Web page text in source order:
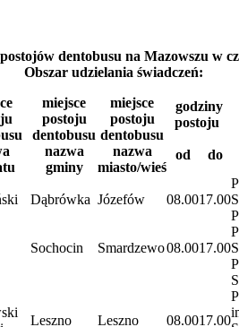
dentobusu na Mazowszu w
Obszar udzielania świadczeń:
miejsce
postoju
dentobusu
nazwa
gminy
miejsce
postoju
dentobusu
nazwa
miasto/wieś
godziny
postoju
od do
Dąbrówka Józefów 08.0017.00
Sochocin Smardzewo08.0017.00
Leszno Leszno 08.0017.00